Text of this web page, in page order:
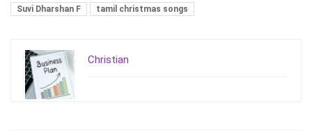
Suvi Dharshan F
tamil christmas songs
Christian